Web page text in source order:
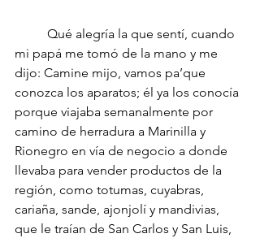
mi papá me tomó de la mano y me
dijo: Camine mijo, vamos pa’que
conozca los aparatos; él ya los conocía
porque viajaba semanalmente por
camino de herradura a Marinilla y
Rionegro en vía de negocio a donde
llevaba para vender productos de la
región, como totumas, cuyabras,
cariaña, sande, ajonjolí y mandivias,
que le traían de San Carlos y San Luis,